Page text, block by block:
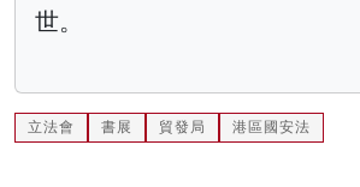
世。
立法會 書展 貿發局 港區國安法